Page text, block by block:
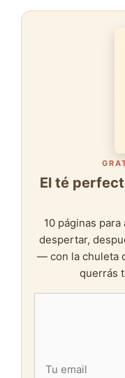
El té
10 páginas
despertar,
— con la chuleta
querrás